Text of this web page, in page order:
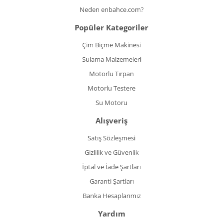
Neden enbahce.com?
Popüler Kategoriler
Çim Biçme Makinesi
Sulama Malzemeleri
Motorlu Tırpan
Motorlu Testere
Su Motoru
Alışveriş
Satış Sözleşmesi
Gizlilik ve Güvenlik
İptal ve İade Şartları
Garanti Şartları
Banka Hesaplarımız
Yardım